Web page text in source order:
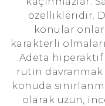
özellikleridir.
konular
karakterli olmaları
Adeta hiperaktif
rutin
konuda
olarak uzun,